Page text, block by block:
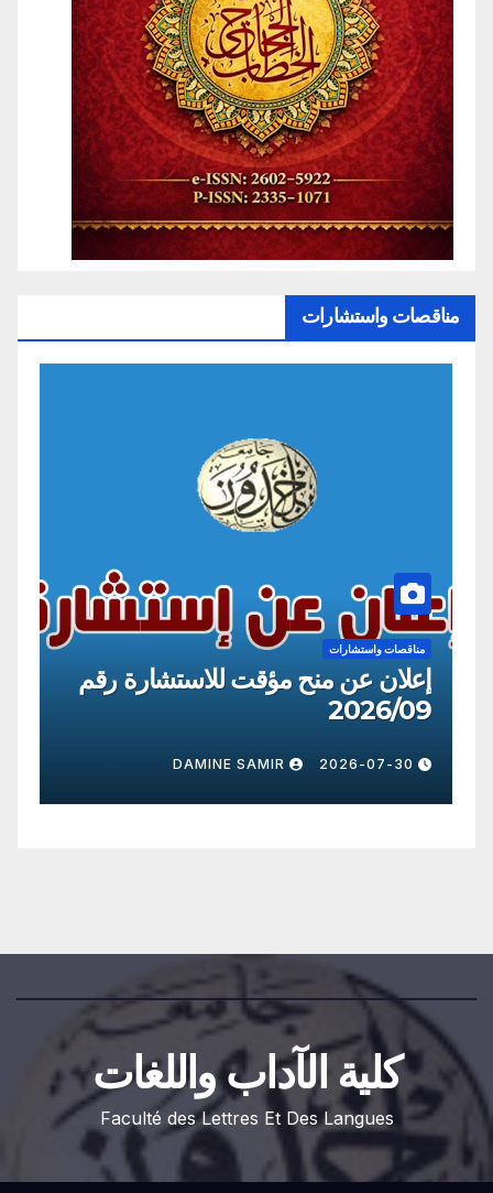
مناقصات واستشارات
مناقصات واستشارات
إعلان عن منح مؤقت للاستشارة رقم
2026/09
2026-07-30
DAMINE SAMIR
كلية الآداب واللغات
Faculté des Lettres Et Des Langues